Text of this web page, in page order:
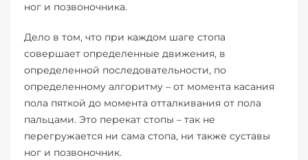
ног и позвоночника.
Дело в том, что при каждом шаге стопа
совершает определенные движения, в
определенной последовательности, по
определенному алгоритму – от момента касания
пола пяткой до момента отталкивания от пола
пальцами. Это перекат стопы – так не
перегружается ни сама стопа, ни также суставы
ног и позвоночник.